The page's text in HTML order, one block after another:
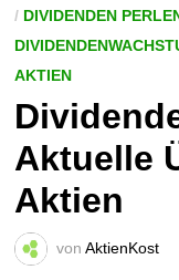
/ DIVIDENDEN
AKTIEN
Aktuelle
Aktien
von AktienKost